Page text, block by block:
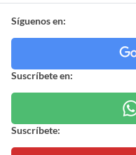
Síguenos en:
Suscríbete en:
Suscríbete: